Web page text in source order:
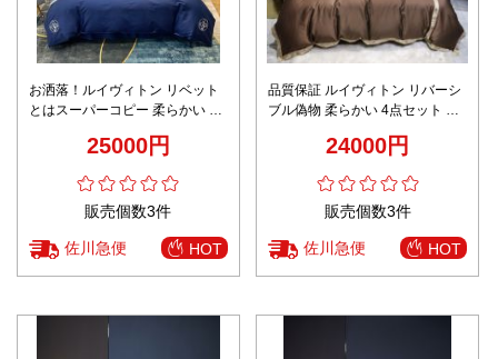
お洒落！ルイヴィトン リベット
とはスーパーコピー 柔らかい 4
ボックスシーツ 枕カバー ブルー
25000円
販売個数3件
佐川急便 HOT
品質保証 ルイヴィトン リバーシ
ブル偽物 柔らかい 4点セット 純
ツ 枕カバー ブラウン
24000円
販売個数3件
佐川急便 HOT